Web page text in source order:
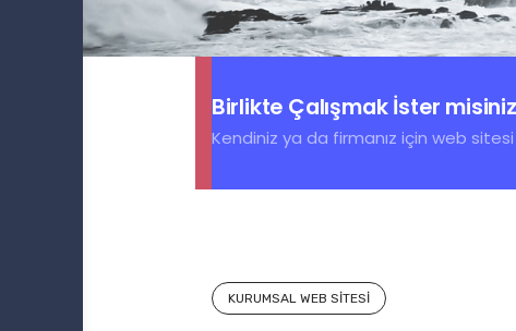
Birlikte Çalışmak İster
Kendiniz ya da firmanız için web
KURUMSAL WEB SITESI